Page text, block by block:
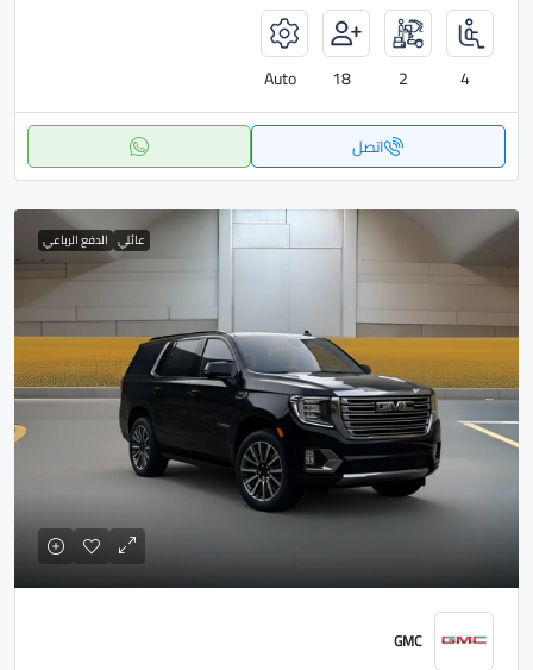
4
2
18
Auto
اتصل
عائلي الدفع الرباعي
GMC